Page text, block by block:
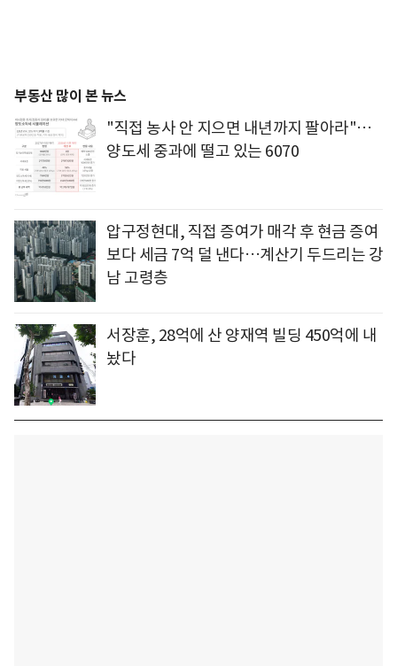
부동산 많이 본 뉴스
"직접 농사 안 지으면 내년까지 팔아라"…
양도세 중과에 떨고 있는 6070
압구정현대, 직접 증여가 매각 후 현금 증여
보다 세금 7억 덜 낸다…계산기 두드리는 강
남 고령층
서장훈, 28억에 산 양재역 빌딩 450억에 내
놨다